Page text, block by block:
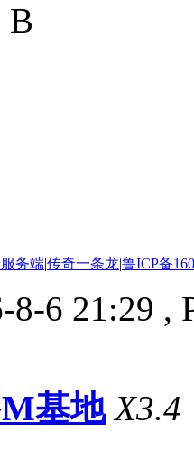
务端|传奇一条龙|鲁ICP备
8-6 21:29 ,
基地 X3.4